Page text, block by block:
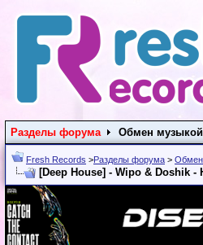
Разделы форума Обмен музыкой
Fresh Records >Разделы форума >
[Deep House] - Wipo & Doshik